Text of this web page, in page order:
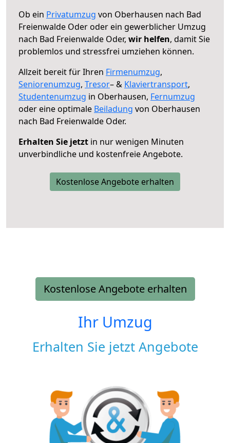
Ob ein Privatumzug von Oberhausen nach Bad
Freienwalde Oder oder ein gewerblicher Umzug
nach Bad Freienwalde Oder, wir helfen, damit Sie
problemlos und stressfrei umziehen können.
Allzeit bereit für Ihren Firmenumzug,
Seniorenumzug, Tresor– & Klaviertransport,
Studentenumzug in Oberhausen, Fernumzug
oder eine optimale Beiladung von Oberhausen
nach Bad Freienwalde Oder.
Erhalten Sie jetzt in nur wenigen Minuten
unverbindliche und kostenfreie Angebote.
Kostenlose Angebote erhalten
Kostenlose Angebote erhalten
Ihr Umzug
Erhalten Sie jetzt Angebote